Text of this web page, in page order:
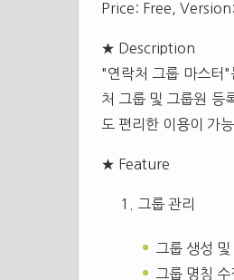
Price: Free,
★ Description
"연락처 그룹 마스터
처 그룹 및 그룹원 등
도 편리한 이용이 가
★ Feature
그룹 관리
그룹 생성 및
그룹 명칭 수